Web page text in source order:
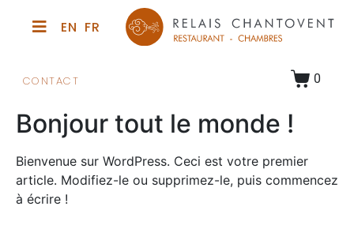
CONTACT 0
Bonjour tout le monde !
Bienvenue sur WordPress. Ceci est votre premier
article. Modifiez-le ou supprimez-le, puis commencez
à écrire !